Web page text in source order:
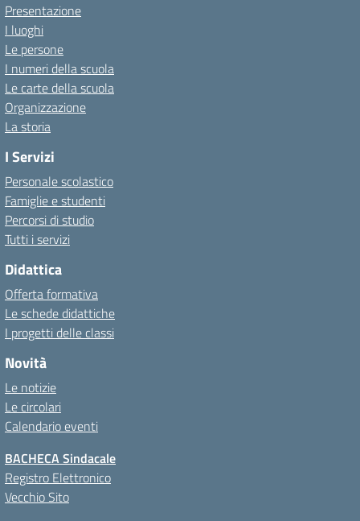
Presentazione
I luoghi
Le persone
I numeri della scuola
Le carte della scuola
Organizzazione
La storia
I Servizi
Personale scolastico
Famiglie e studenti
Percorsi di studio
Tutti i servizi
Didattica
Offerta formativa
Le schede didattiche
I progetti delle classi
Novità
Le notizie
Le circolari
Calendario eventi
BACHECA Sindacale
Registro Elettronico
Vecchio Sito